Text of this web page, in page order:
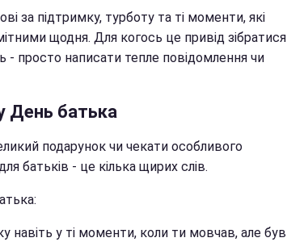
за підтримку, турботу та ті моменти, які
щодня. Для когось це привід зібратися
- просто написати тепле повідомлення чи
День батька
подарунок чи чекати особливого
батьків - це кілька щирих слів.
навіть у ті моменти, коли ти мовчав, але був